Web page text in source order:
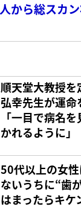
から総スカ
順天堂大教授
弘幸先生が運命
「一目で病名
かれるように」
50代以上の女
ないうちに“歯
はまったらキ